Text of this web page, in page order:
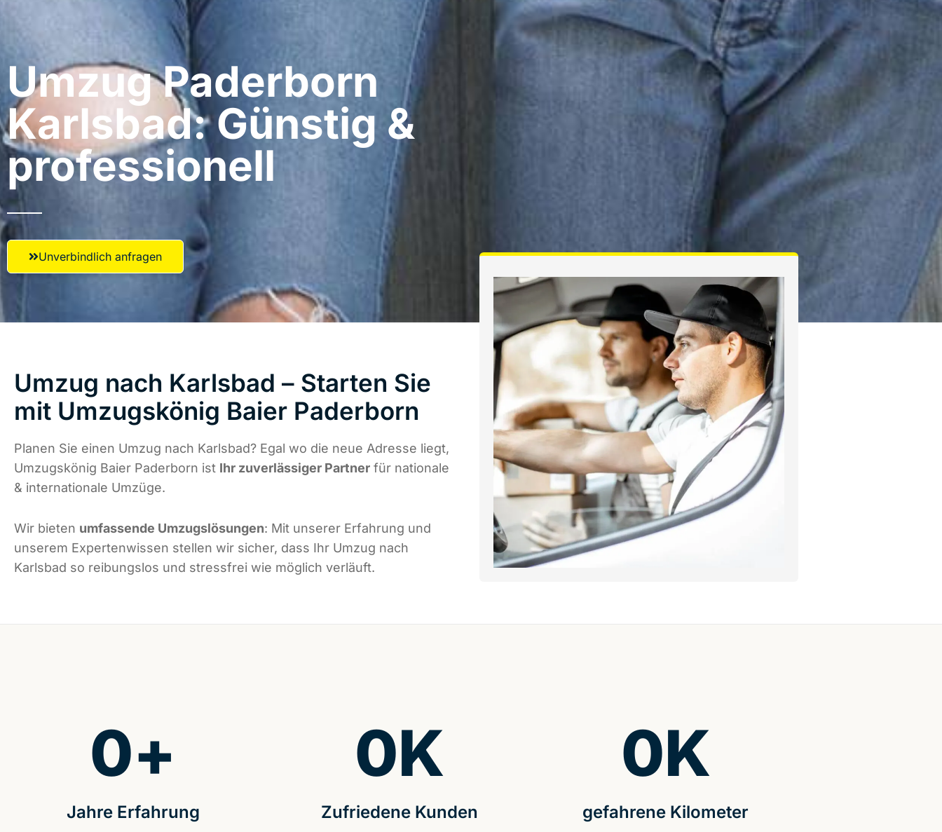
Umzug Paderborn​
Karlsbad: Günstig &
professionell​
Unverbindlich anfragen
Umzug nach Karlsbad – Starten Sie
mit Umzugskönig Baier Paderborn
Planen Sie einen Umzug nach Karlsbad? Egal wo die neue Adresse liegt,
Umzugskönig Baier Paderborn ist Ihr zuverlässiger Partner für nationale
& internationale Umzüge.
Wir bieten umfassende Umzugslösungen: Mit unserer Erfahrung und
unserem Expertenwissen stellen wir sicher, dass Ihr Umzug nach
Karlsbad so reibungslos und stressfrei wie möglich verläuft.
Jahre Erfahrung
0+
Zufriedene Kunden
0K
gefahrene Kilometer
0K